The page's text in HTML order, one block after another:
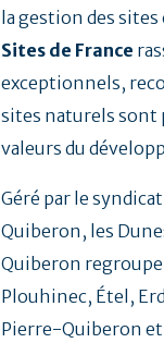
la gestion des sites
Sites de France
exceptionnels,
sites naturels sont
valeurs du
Géré par le
Quiberon, les
Quiberon regroupe
Plouhinec, Étel,
Pierre-Quiberon